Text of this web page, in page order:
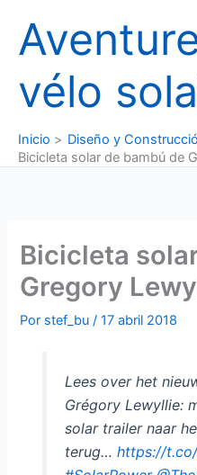
contenido
vélo
Inicio
Diseño y
Bicicleta solar de bambú de
Bicicleta
Gregory
Por stef_bu/17 abril 2018
Lees over het
Grégory Lewyllie:
solar trailer naar
terug… https://